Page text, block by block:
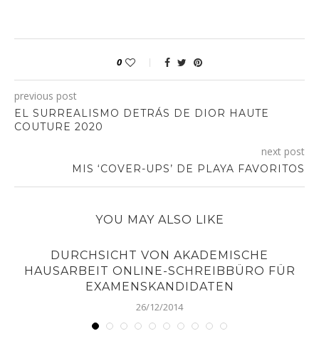
0
previous post
EL SURREALISMO DETRÁS DE DIOR HAUTE
COUTURE 2020
next post
MIS ‘COVER-UPS’ DE PLAYA FAVORITOS
YOU MAY ALSO LIKE
DURCHSICHT VON AKADEMISCHE
HAUSARBEIT ONLINE-SCHREIBBÜRO FÜR
EXAMENSKANDIDATEN
26/12/2014